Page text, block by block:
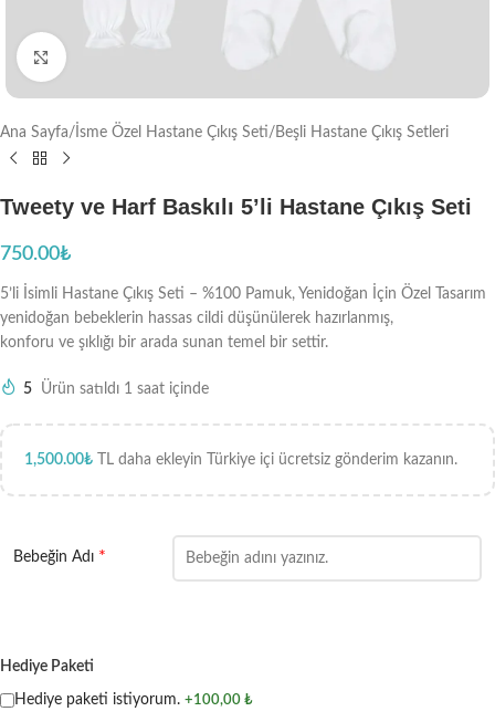
Ana Sayfa/ İsme Özel Hastane Çıkış Seti/ Beşli Hastane Çıkış Setleri
Tweety ve Harf Baskılı 5’li Hastane Çıkış Seti
750.00₺
5’li İsimli Hastane Çıkış Seti – %100 Pamuk, Yenidoğan İçin Özel Tasarım
yenidoğan bebeklerin hassas cildi düşünülerek hazırlanmış,
konforu ve şıklığı bir arada sunan temel bir settir.
5 Ürün satıldı 1 saat içinde
1,500.00₺ TL daha ekleyin Türkiye içi ücretsiz gönderim kazanın.
Bebeğin Adı *
Hediye Paketi
Hediye paketi istiyorum. +100,00 ₺